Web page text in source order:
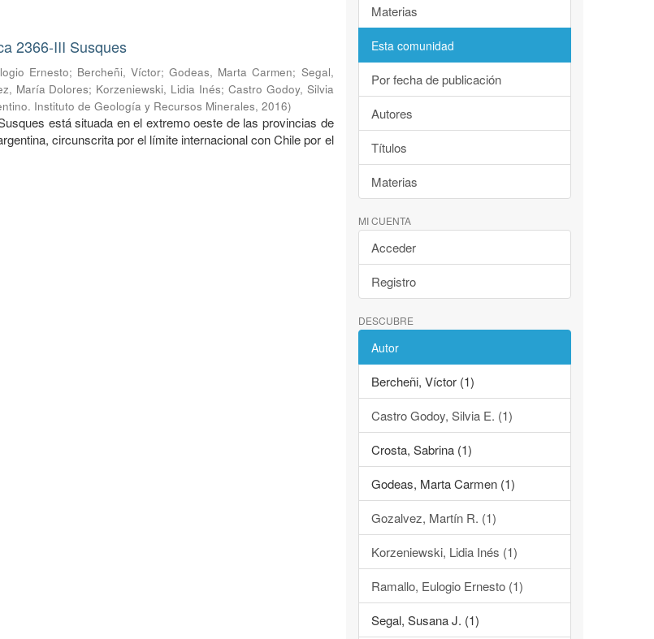
2366-III Susques
Ernesto; Bercheñi, Víctor;Godeas, Marta Carmen; Segal,
María Dolores; Korzeniewski, Lidia Inés; Castro Godoy, Silvia
Instituto de Geología y Recursos Minerales,2016)
está situada en el extremo oeste de las provincias de
circunscrita por el límite internacional con Chile por el
Materias
Esta comunidad
Por fecha de publicación
Autores
Títulos
Materias
MI CUENTA
Acceder
Registro
DESCUBRE
Autor
Bercheñi, Víctor (1)
Castro Godoy, Silvia E. (1)
Crosta, Sabrina (1)
Godeas, Marta Carmen (1)
Gozalvez, Martín R. (1)
Korzeniewski, Lidia Inés (1)
Ramallo, Eulogio Ernesto (1)
Segal, Susana J. (1)